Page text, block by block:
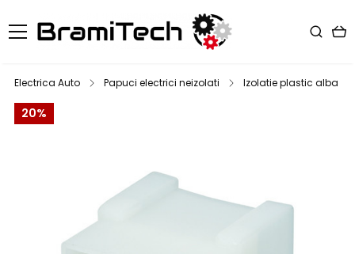
Electrica Auto Papuci electrici neizolati Izolatie plastic alba
20%